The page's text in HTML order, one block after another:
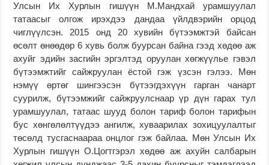
Улсын Их Хурлын гишүүн М.Мандхай урамшуулал
татаасыг олгож ирэхдээ дандаа үйлдвэрийн орцод
чиглүүлсэн. 2015 онд 20 хувийн бүтээмжтэй байсан
өсөлт өнөөдөр 6 хувь болж буурсан байна гээд хөдөө аж
ахуйг эдийн засгийн эргэлтэд оруулан хөгжүүлье гэвэл
бүтээмжтийг сайжруулан ёстой гэж үзсэн гэлээ. Мөн
нэмүү өртөг шингээсэн бүтээгдэхүүн гарган чанарт
суурилж, бүтээмжийг сайжруулснаар үр дүн гарах тул
урамшуулал, татаас шууд болон тариф болон тарифын
бус хөнгөлөлтүүдээ ангилж, хуваарилах зохицуулалтыг
төсөлд тусгаснаараа онцлог гэж байлаа. Мөн Улсын Их
Хурлын гишүүн О.Цогтгэрэл хөдөө аж ахуйн салбарын